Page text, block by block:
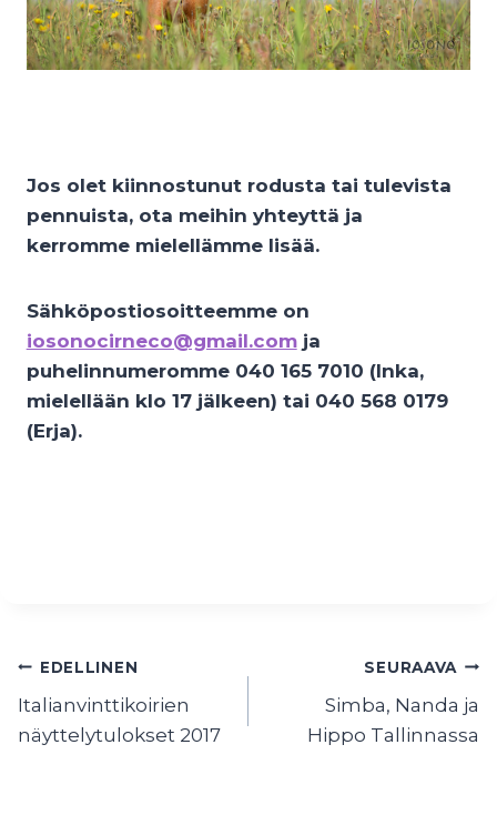
Jos olet kiinnostunut rodusta tai tulevista
pennuista, ota meihin yhteyttä ja
kerromme mielellämme lisää.
Sähköpostiosoitteemme on
iosonocirneco@gmail.comja
puhelinnumeromme 040 165 7010 (Inka,
mielellään klo 17 jälkeen) tai 040 568 0179
(Erja).
Artikkelien
selaus
EDELLINEN
Italianvinttikoirien
näyttelytulokset 2017
SEURAAVA
Simba, Nanda ja
Hippo Tallinnassa